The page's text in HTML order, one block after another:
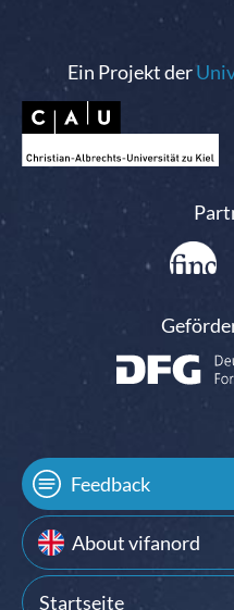
Ein Projekt der
Feedback
About vifanord
Startseite